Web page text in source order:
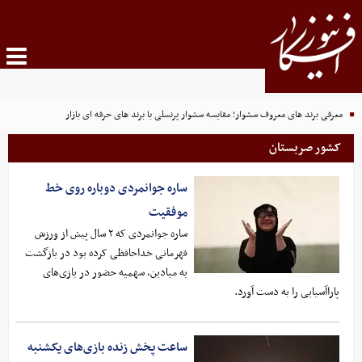
معرفی برند های معروف سشوار؛ مقایسه سشوار پرنسلی با برند های حرفه ای بازار
کشور صربستان
ساره جوانمردی دوباره روی خط
موفقیت
ساره جوانمردی که ۲ سال پیش از ورزش
قهرمانی خداحافظی کرده بود در بازگشت
به میادین، سهمیه حضور در بازی‌های
پاراآسیایی را به دست آورد.
ساعت پخش زنده بازی‌های یکشنبه